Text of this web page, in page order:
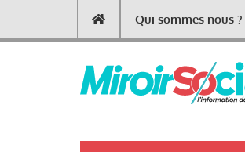
contenu
Main
navigation
Qui sommes nous ?